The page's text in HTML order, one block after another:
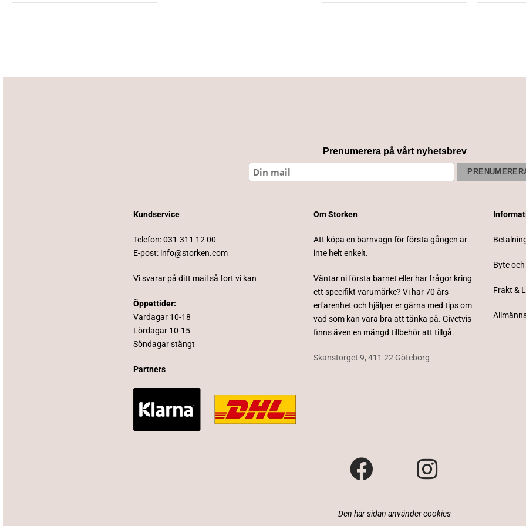
Prenumerera på vårt nyhetsbrev
Kundservice
Telefon:031-311 12 00
E-post: info@storken.com
Vi svarar på ditt mail så fort vi kan
Öppettider:
Vardagar 10-18
Lördagar 10-15
Söndagar stängt
Partners
Om Storken
Att köpa en barnvagn för första gången är
inte helt enkelt.
Väntar ni första barnet eller har frågor kring
ett specifikt varumärke? Vi har 70 års
erfarenhet och hjälper er gärna med tips om
vad som kan vara bra att tänka på. Givetvis
finns även en mängd tillbehör att tillgå.
Skanstorget 9, 411 22 Göteborg
Byte
Frakt &
Den här sidan använder cookies